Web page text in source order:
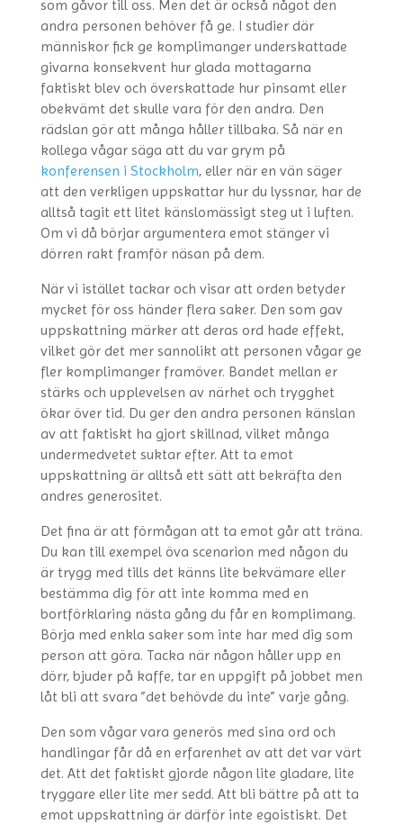
som gåvor till oss. Men det är också något den
andra personen behöver få ge. I studier där
människor fick ge komplimanger underskattade
givarna konsekvent hur glada mottagarna
faktiskt blev och överskattade hur pinsamt eller
obekvämt det skulle vara för den andra. Den
rädslan gör att många håller tillbaka. Så när en
kollega vågar säga att du var grym på
konferensen i Stockholm, eller när en vän säger
att den verkligen uppskattar hur du lyssnar, har de
alltså tagit ett litet känslomässigt steg ut i luften.
Om vi då börjar argumentera emot stänger vi
dörren rakt framför näsan på dem.
När vi istället tackar och visar att orden betyder
mycket för oss händer flera saker. Den som gav
uppskattning märker att deras ord hade effekt,
vilket gör det mer sannolikt att personen vågar ge
fler komplimanger framöver. Bandet mellan er
stärks och upplevelsen av närhet och trygghet
ökar över tid. Du ger den andra personen känslan
av att faktiskt ha gjort skillnad, vilket många
undermedvetet suktar efter. Att ta emot
uppskattning är alltså ett sätt att bekräfta den
andres generositet.
Det fina är att förmågan att ta emot går att träna.
Du kan till exempel öva scenarion med någon du
är trygg med tills det känns lite bekvämare eller
bestämma dig för att inte komma med en
bortförklaring nästa gång du får en komplimang.
Börja med enkla saker som inte har med dig som
person att göra. Tacka när någon håller upp en
dörr, bjuder på kaffe, tar en uppgift på jobbet men
låt bli att svara ”det behövde du inte” varje gång.
Den som vågar vara generös med sina ord och
handlingar får då en erfarenhet av att det var värt
det. Att det faktiskt gjorde någon lite gladare, lite
tryggare eller lite mer sedd. Att bli bättre på att ta
emot uppskattning är därför inte egoistiskt. Det